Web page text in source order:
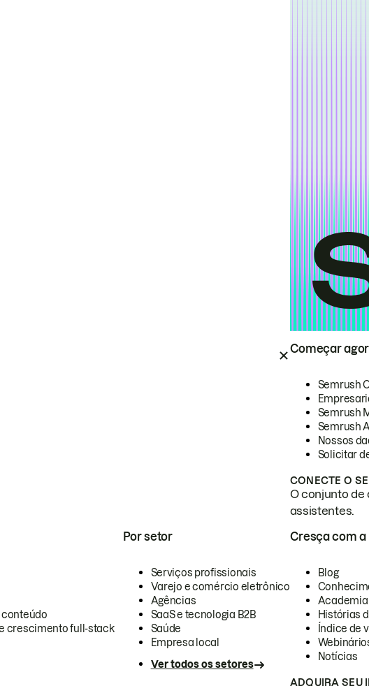
Começar
Semrush
Semrush
Semrush
Nossos
Solicitar
CONECTE O
O conjunto de
assistentes.
conteúdo
crescimento full-stack
Por setor
Serviços profissionais
Varejo e comércio eletrônico
Agências
SaaS e tecnologia B2B
Saúde
Empresa local
Ver todos os setores
Cresça com a
Blog
Academia
Histórias
Índice de
Notícias
ADQUIRA SEU